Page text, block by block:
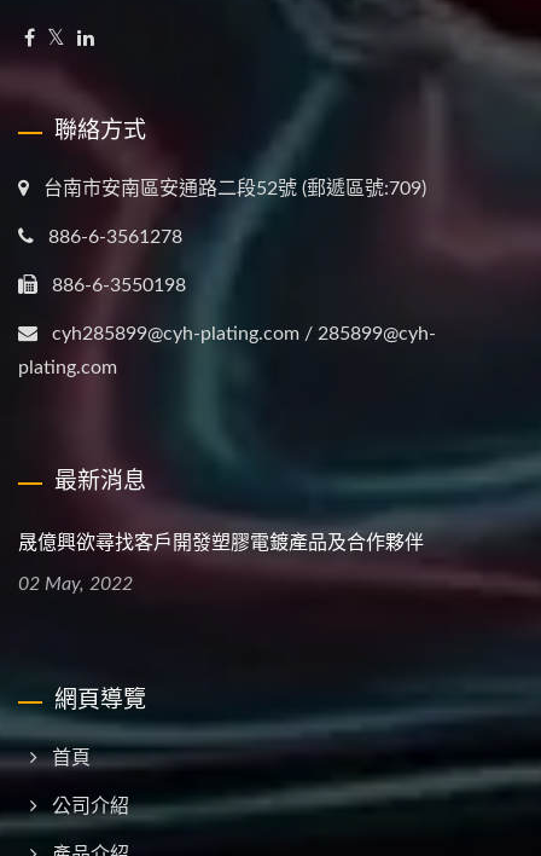
聯絡方式
台南市安南區安通路二段52號 (郵遞區號:709)
886-6-3561278
886-6-3550198
cyh285899@cyh-plating.com / 285899@cyh-
plating.com
最新消息
晟億興欲尋找客戶開發塑膠電鍍產品及合作夥伴
02 May, 2022
網頁導覽
首頁
公司介紹